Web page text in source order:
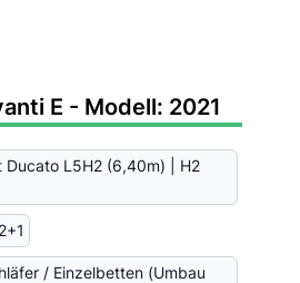
E - Modell: 2021
Ducato L5H2 (6,40m) | H2
/ Einzelbetten (Umbau